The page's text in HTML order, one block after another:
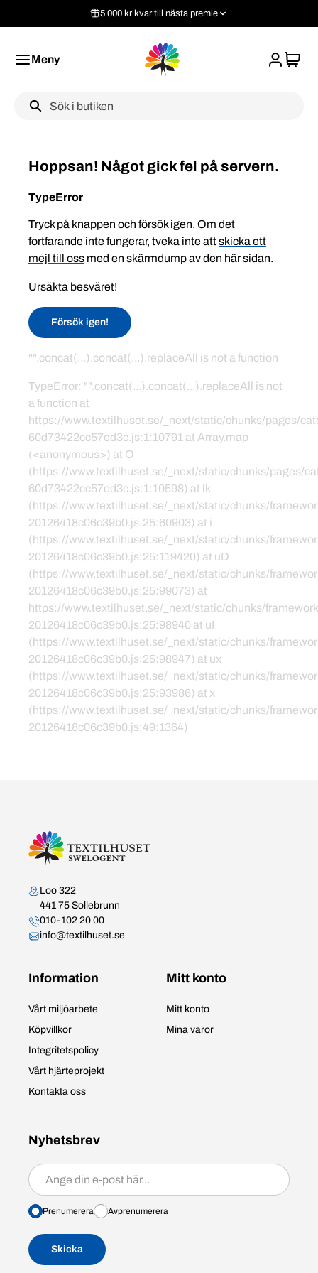
5 000 kr kvar till nästa premie
Meny
Label
Hoppsan! Något gick fel på servern.
TypeError
Tryck på knappen och försök igen. Om det
fortfarande inte fungerar, tveka inte attskicka ett
mejl till oss med en skärmdump av den här sidan.
Ursäkta besväret!
Försök igen!
"".concat(...).concat(...).replaceAll is not a function
TypeError: "".concat(...).concat(...).replaceAll is not
a function at
https://www.textilhuset.se/_next/static/chunks/pages/
60d73422cc57ed3c.js:1:10791 at Array.map
(<anonymous>) at O
(https://www.textilhuset.se/_next/static/chunks/pages/
60d73422cc57ed3c.js:1:10598) at lk
(https://www.textilhuset.se/_next/static/chunks/
20126418c06c39b0.js:25:60903) at i
(https://www.textilhuset.se/_next/static/chunks/
20126418c06c39b0.js:25:119420) at uD
(https://www.textilhuset.se/_next/static/chunks/
20126418c06c39b0.js:25:99073) at
https://www.textilhuset.se/_next/static/chunks/
20126418c06c39b0.js:25:98940 at uI
(https://www.textilhuset.se/_next/static/chunks/
20126418c06c39b0.js:25:98947) at ux
(https://www.textilhuset.se/_next/static/chunks/
20126418c06c39b0.js:25:93986) at x
(https://www.textilhuset.se/_next/static/chunks/
20126418c06c39b0.js:49:1364)
Kontakta oss
Loo 322
441 75 Sollebrunn
010-102 20 00
info@textilhuset.se
Information
Vårt miljöarbete
Köpvillkor
Integritetspolicy
Vårt hjärteprojekt
Kontakta oss
Mitt konto
Mitt konto
Mina varor
Nyhetsbrev
Prenumerera/avprenumerera
Prenumerera Avprenumerera
Skicka